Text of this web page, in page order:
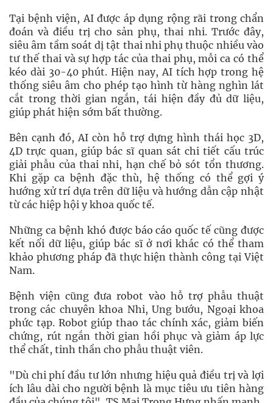
Tại bệnh viện, AI được áp dụng rộng rãi trong chẩn
đoán và điều trị cho sản phụ, thai nhi. Trước đây,
siêu âm tầm soát dị tật thai nhi phụ thuộc nhiều vào
tư thế thai và sự hợp tác của thai phụ, mỗi ca có thể
kéo dài 30-40 phút. Hiện nay, AI tích hợp trong hệ
thống siêu âm cho phép tạo hình từ hàng nghìn lát
cắt trong thời gian ngắn, tái hiện đầy đủ dữ liệu,
giúp phát hiện sớm bất thường.
Bên cạnh đó, AI còn hỗ trợ dựng hình thái học 3D,
4D trực quan, giúp bác sĩ quan sát chi tiết cấu trúc
giải phẫu của thai nhi, hạn chế bỏ sót tổn thương.
Khi gặp ca bệnh đặc thù, hệ thống có thể gợi ý
hướng xử trí dựa trên dữ liệu và hướng dẫn cập nhật
từ các hiệp hội y khoa quốc tế.
Những ca bệnh khó được báo cáo quốc tế cũng được
kết nối dữ liệu, giúp bác sĩ ở nơi khác có thể tham
khảo phương pháp đã thực hiện thành công tại Việt
Nam.
Bệnh viện cũng đưa robot vào hỗ trợ phẫu thuật
trong các chuyên khoa Nhi, Ung bướu, Ngoại khoa
phức tạp. Robot giúp thao tác chính xác, giảm biến
chứng, rút ngắn thời gian hồi phục và giảm áp lực
thể chất, tinh thần cho phẫu thuật viên.
"Dù chi phí đầu tư lớn nhưng hiệu quả điều trị và lợi
ích lâu dài cho người bệnh là mục tiêu ưu tiên hàng